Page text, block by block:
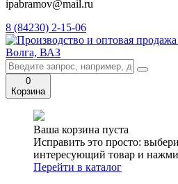
ipabramov@mail.ru
8 (84230) 2-15-06
0
Корзина
Ваша корзина пуста
Исправить это просто:
интересующий товар и
Перейти в каталог